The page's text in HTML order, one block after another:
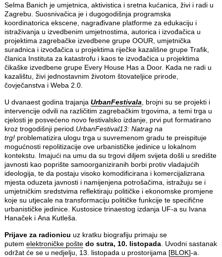
Selma Banich je umjetnica, aktivistica i sretna kućanica, živi i radi u
Zagrebu. Suosnivačica je i dugogodišnja programska
koordinatorica ekscene, nagrađivane platforme za edukaciju i
istraživanja u izvedbenim umjetnostima, autorica i izvođačica u
projektima zagrebačke izvedbene grupe OOUR, umjetnička
suradnica i izvođačica u projektima riječke kazališne grupe Trafik,
članica Instituta za katastrofu i kaos te izvođačica u projektima
čikaške izvedbene grupe Every House Has a Door. Kada ne radi u
kazalištu, živi jednostavnim životom štovateljice prirode,
čovječanstva i Weba 2.0.
U dvanaest godina trajanja UrbanFestivala , brojni su se projekti i
intervencije odvili na različitim zagrebačkim trgovima, a temi trga u
cjelosti je posvećeno novo festivalsko izdanje, prvi put formatirano
kroz trogodišnji period. UrbanFestival13: Natrag na
trg!problematizira ulogu trga u suvremenom gradu te preispituje
mogućnosti repolitizacije ove urbanističke jedinice u lokalnom
kontekstu. Imajući na umu da su trgovi diljem svijeta došli u središte
javnosti kao poprište samoorganiziranih borbi protiv vladajućih
ideologija, te da postaju visoko komodificirana i komercijalizrana
mjesta oduzeta javnosti i namijenjena potrošačima, istražuju se i
umjetničkim sredstvima reflektiraju političke i ekonomske promjene
koje su utjecale na transformaciju političke funkcije te specifične
urbanističke jedinice. Kustosice trinaestog izdanja UF-a su Ivana
Hanaček i Ana Kutleša.
Prijave za radionicu uz kratku biografiju primaju se
putem elektroničke pošte do sutra, 10. listopada. Uvodni sastanak
održat će se u nedjelju, 13. listopada u prostorijama [BLOK]-a.